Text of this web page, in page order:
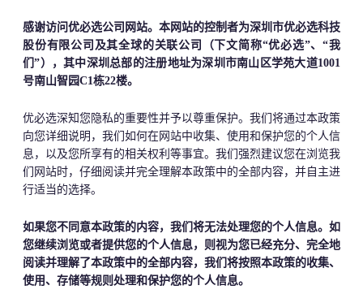
感谢访问优必选公司网站。本网站的控制者为深圳市优必选科技
股份有限公司及其全球的关联公司（下文简称“优必选”、“我
们”），其中深圳总部的注册地址为深圳市南山区学苑大道1001
号南山智园C1栋22楼。
优必选深知您隐私的重要性并予以尊重保护。我们将通过本政策
向您详细说明，我们如何在网站中收集、使用和保护您的个人信
息，以及您所享有的相关权利等事宜。我们强烈建议您在浏览我
们网站时，仔细阅读并完全理解本政策中的全部内容，并自主进
行适当的选择。
如果您不同意本政策的内容，我们将无法处理您的个人信息。如
您继续浏览或者提供您的个人信息，则视为您已经充分、完全地
阅读并理解了本政策中的全部内容，我们将按照本政策的收集、
使用、存储等规则处理和保护您的个人信息。